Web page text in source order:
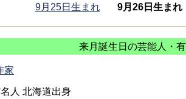
9月25日生まれ
9月26日生まれ
来月誕生日の芸能人・
家
人 北海道出身